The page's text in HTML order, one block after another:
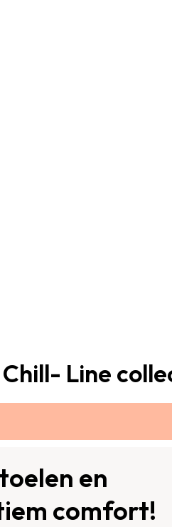
Line
en
comfort!